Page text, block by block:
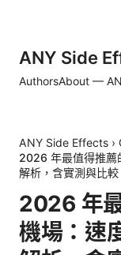
ANY Side
AuthorsAbout —
ANY Side Effects ›
2026 年最值得推薦
解析，含實測與比較
2026 年
機場：速